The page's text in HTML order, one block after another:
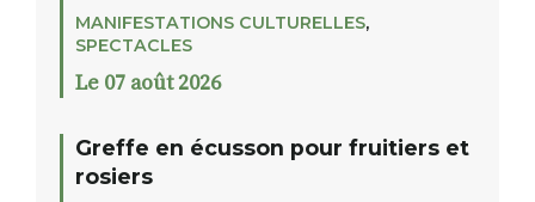
MANIFESTATIONS CULTURELLES,
SPECTACLES
Le 07 août 2026
Greffe en écusson pour fruitiers et
rosiers